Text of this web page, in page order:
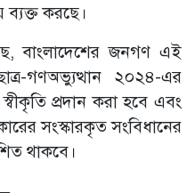
ব্যক্ত করছে।
বাংলাদেশের জনগণ এই
গণঅভ্যুত্থান ২০২৪-এর
প্রদান করা হবে এবং
সংস্কারকৃত সংবিধানের
থাকবে।